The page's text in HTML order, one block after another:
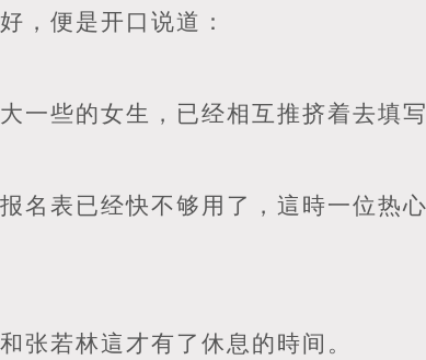
，便是开口说道：
一些的女生，已经相互推挤着去填写
名表已经快不够用了，這時一位热
张若林這才有了休息的時间。